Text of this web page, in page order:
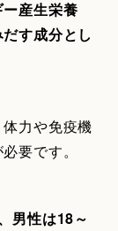
産生栄養
す成分とし
力や免疫機
要です。
男性は18～